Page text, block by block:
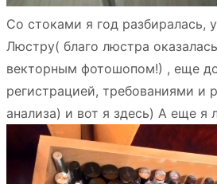
Со стоками я год разбиралась,
Люстру( благо люстра
векторным фотошопом!) , еще
регистрацией, требованиями и
анализа) и вот я здесь) А еще я